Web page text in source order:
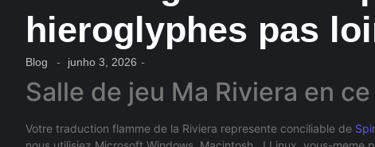
hieroglyphes pas
Blog - junho 3, 2026 -
Salle de jeu Ma Riviera en
Votre traduction flamme de la Riviera represente conciliable de